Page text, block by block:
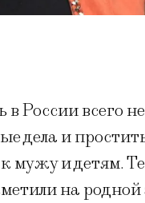
России всего
дела и
мужу и детям.
на родной